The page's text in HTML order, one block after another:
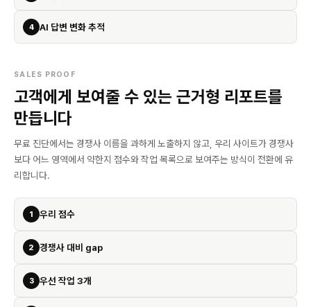
4 AI 답변 변화 추적
SALES PROOF
고객에게 보여줄 수 있는 근거형 리포트를
만듭니다
무료 진단에서는 경쟁사 이름을 과하게 노출하지 않고, 우리 사이트가 경쟁사
보다 어느 영역에서 약한지 점수와 작업 목록으로 보여주는 방식이 전환에 유
리합니다.
1 우리 점수
2 경쟁사 대비 gap
3 우선 작업 3개